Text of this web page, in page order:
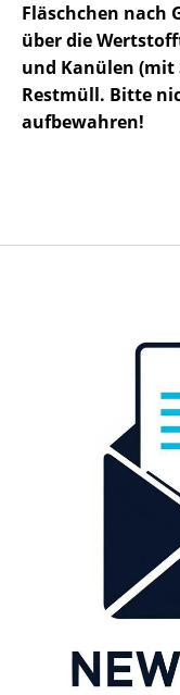
Fläschchen nach
über die
und Kanülen (mit
Restmüll. Bitte
aufbewahren!